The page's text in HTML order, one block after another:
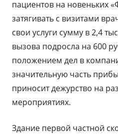
пациентов на новеньких
затягивать с визитами
свои услуги сумму в 2,4
вызова подросла на 600
положением дел в
значительную часть
приносит дежурство на
мероприятиях.
Здание первой частной